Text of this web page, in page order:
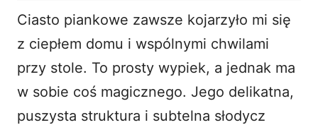
Ciasto piankowe zawsze kojarzyło mi się
z ciepłem domu i wspólnymi chwilami
przy stole. To prosty wypiek, a jednak ma
w sobie coś magicznego. Jego delikatna,
puszysta struktura i subtelna słodycz